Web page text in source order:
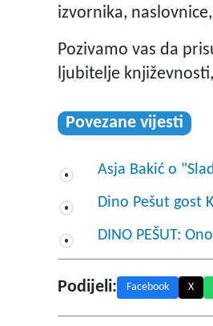
izvornika,
Pozivamo vas da
ljubitelje
Povezane vijesti
Asja Bakić o
Dino Pešut gost
DINO PEŠUT:
Podijeli: Facebook X